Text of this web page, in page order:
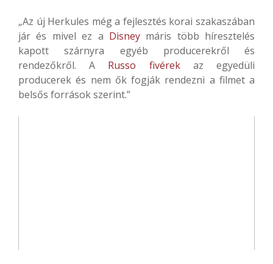
„Az új Herkules még a fejlesztés korai szakaszában
jár és mivel ez a Disneymáris több híresztelés
kapott szárnyra egyéb producerekről és
rendezőkről. A Russo fivérekaz egyedüli
producerek és nem ők fogják rendezni a filmet a
belsős források szerint.”